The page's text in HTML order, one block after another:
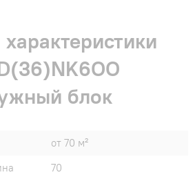
блок
от 70 м²
70